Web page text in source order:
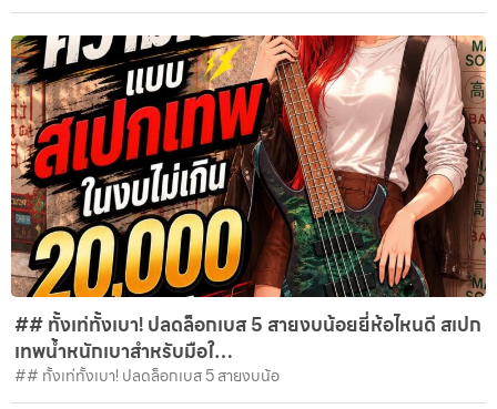
## ทั้งเท่ทั้งเบา! ปลดล็อกเบส 5 สายงบน้อยยี่ห้อไหนดี สเปก
เทพน้ำหนักเบาสำหรับมือใ…
## ทั้งเท่ทั้งเบา! ปลดล็อกเบส 5 สายงบน้อ